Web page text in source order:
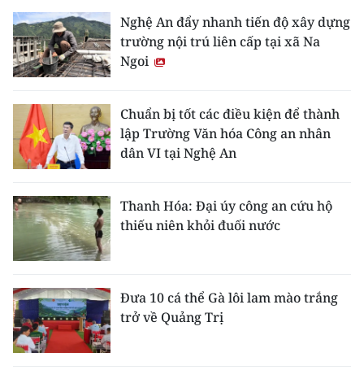
Nghệ An đẩy nhanh tiến độ xây dựng
trường nội trú liên cấp tại xã Na
Ngoi
Chuẩn bị tốt các điều kiện để thành
lập Trường Văn hóa Công an nhân
dân VI tại Nghệ An
Thanh Hóa: Đại úy công an cứu hộ
thiếu niên khỏi đuối nước
Đưa 10 cá thể Gà lôi lam mào trắng
trở về Quảng Trị